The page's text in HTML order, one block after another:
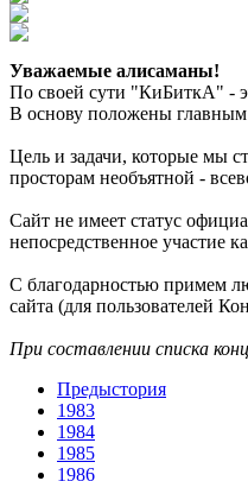
Уважаемые алисаманы!
По своей сути "КиБиткА" -
В основу положены главным
Цель и задачи, которые мы
просторам необъятной -
Сайт не имеет статус
непосредственное участие
С благодарностью примем
сайта (для пользователей
При составлении списка
Предыстория
1983
1984
1985
1986